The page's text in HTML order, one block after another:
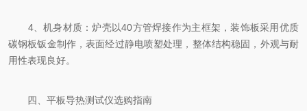
4、机身材质：炉壳以40方管焊接作为主框架，装饰板采用优质
碳钢板钣金制作，表面经过静电喷塑处理，整体结构稳固，外观与耐
用性表现良好。
四、平板导热测试仪选购指南